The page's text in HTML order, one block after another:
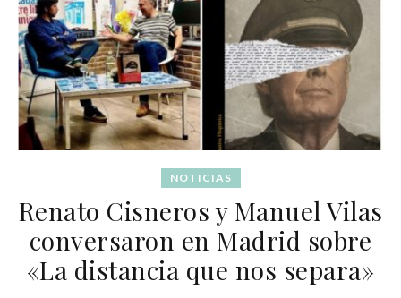
NOTICIAS
Renato Cisneros y Manuel Vilas
conversaron en Madrid sobre
«La distancia que nos separa»